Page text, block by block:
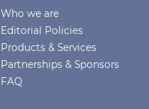
Who we are
Editorial Policies
Products & Services
Partnerships & Sponsors
FAQ